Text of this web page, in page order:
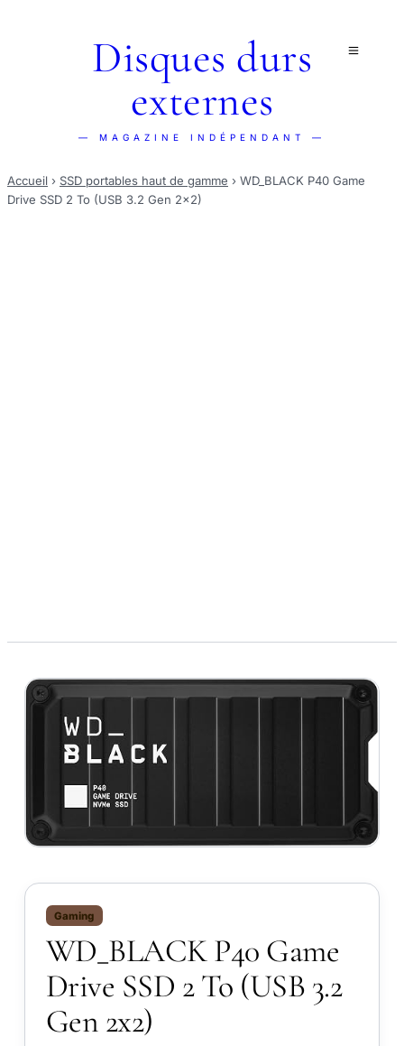
Disques durs
externes
— MAGAZINE INDÉPENDANT —
Accueil › SSD portables haut de gamme › WD_BLACK P40 Game
Drive SSD 2 To (USB 3.2 Gen 2x2)
Gaming
WD_BLACK P40 Game
Drive SSD 2 To (USB 3.2
Gen 2x2)